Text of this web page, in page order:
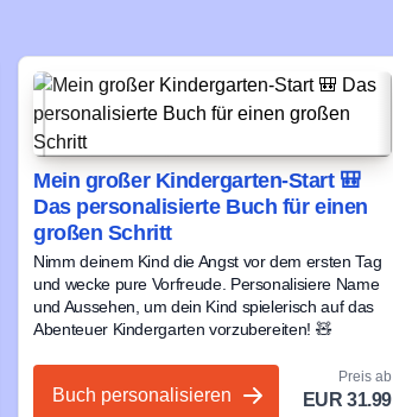
Mein großer Kindergarten-Start 🎒
Das personalisierte Buch für einen
großen Schritt
Nimm deinem Kind die Angst vor dem ersten Tag
und wecke pure Vorfreude. Personalisiere Name
und Aussehen, um dein Kind spielerisch auf das
Abenteuer Kindergarten vorzubereiten! 🧸
Buch personalisieren
Preis ab
EUR 31.99